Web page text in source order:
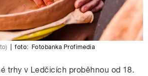
foto: Fotobanka Profimedia
trhy v Ledčicích proběhnou od 18.